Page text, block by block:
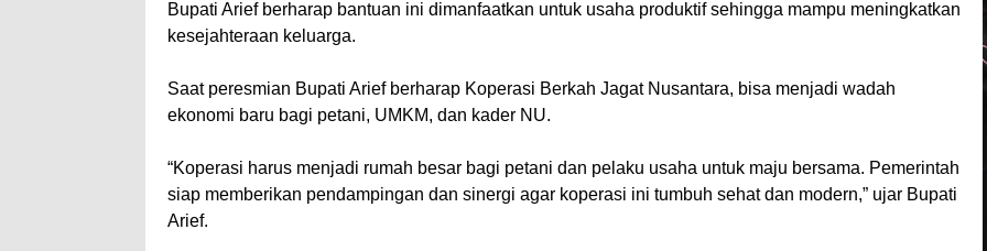
Bupati Arief berharap bantuan ini dimanfaatkan untuk usaha produktif sehingga mampu meningkatkan
kesejahteraan keluarga.
Saat peresmian Bupati Arief berharap Koperasi Berkah Jagat Nusantara, bisa menjadi wadah
ekonomi baru bagi petani, UMKM, dan kader NU.
“Koperasi harus menjadi rumah besar bagi petani dan pelaku usaha untuk maju bersama. Pemerintah
siap memberikan pendampingan dan sinergi agar koperasi ini tumbuh sehat dan modern,” ujar Bupati
Arief.